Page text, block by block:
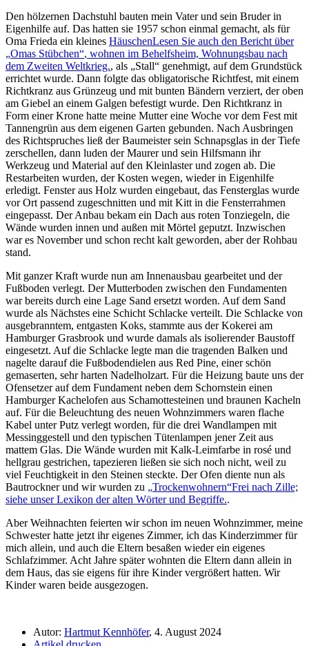
Den hölzernen Dachstuhl bauten mein Vater und sein Bruder in
Eigenhilfe auf. Das hatten sie 1957 schon einmal gemacht, als für
Oma Frieda ein kleines HäuschenLesen Sie auch den Bericht über
Omas Stübchen , wohnen im Behelfsheim, Wohnungsbau nach
dem Zweiten Weltkrieg., als Stall
genehmigt, auf dem Grundstück
errichtet wurde. Dann folgte das obligatorische Richtfest, mit einem
Richtkranz aus Grünzeug und mit bunten Bändern verziert, der oben
am Giebel an einem Galgen befestigt wurde. Den Richtkranz in
Form einer Krone hatte meine Mutter eine Woche vor dem Fest mit
Tannengrün aus dem eigenen Garten gebunden. Nach Ausbringen
des Richtspruches ließ der Baumeister sein Schnapsglas in der Tiefe
zerschellen, dann luden der Maurer und sein Hilfsmann ihr
Werkzeug und Material auf den Kleinlaster und zogen ab. Die
Restarbeiten wurden, der Kosten wegen, wieder in Eigenhilfe
erledigt. Fenster aus Holz wurden eingebaut, das Fensterglas wurde
vor Ort passend zugeschnitten und mit Kitt in die Fensterrahmen
eingepasst. Der Anbau bekam ein Dach aus roten Tonziegeln, die
Wände wurden innen und außen mit Mörtel geputzt. Inzwischen
war es November und schon recht kalt geworden, aber der Rohbau
stand.
Mit ganzer Kraft wurde nun am Innenausbau gearbeitet und der
Fußboden verlegt. Der Mutterboden zwischen den Fundamenten
war bereits durch eine Lage Sand ersetzt worden. Auf dem Sand
wurde als Nächstes eine Schicht Schlacke verteilt. Die Schlacke von
ausgebranntem, entgasten Koks, stammte aus der Kokerei am
Hamburger Grasbrook und wurde damals als isolierender Baustoff
eingesetzt. Auf die Schlacke legte man die tragenden Balken und
nagelte darauf die Fußbodendielen aus Red Pine, einer schön
gemaserten, sehr harten Nadelholzart. Für die Heizung baute uns der
Ofensetzer auf dem Fundament neben dem Schornstein einen
Hamburger Kachelofen aus Schamottesteinen und braunen Kacheln
auf. Für die Beleuchtung des neuen Wohnzimmers waren flache
Kabel unter Putz verlegt worden, für die drei Wandlampen mit
Messinggestell und den typischen Tütenlampen jener Zeit aus
mattem Glas. Die Wände wurden mit Kalk-Leimfarbe in rosé und
hellgrau gestrichen, tapezieren ließen sie sich noch nicht, weil zu
viel Feuchtigkeit in den Steinen steckte. Der Ofen diente nun als
Bautrockner und wir wurden zu
Trockenwohnern Frei nach Zille;
siehe unser Lexikon der alten Wörter und Begriffe..
Aber Weihnachten feierten wir schon im neuen Wohnzimmer, meine
Schwester hatte jetzt ihr eigenes Zimmer, ich das Kinderzimmer für
mich allein, und auch die Eltern besaßen wieder ein eigenes
Schlafzimmer. Acht Jahre später wohnten die Eltern dann allein in
dem Haus, das sie eigens für ihre Kinder vergrößert hatten. Wir
Kinder waren beide ausgezogen.
Autor: Hartmut Kennhöfer, 4. August 2024